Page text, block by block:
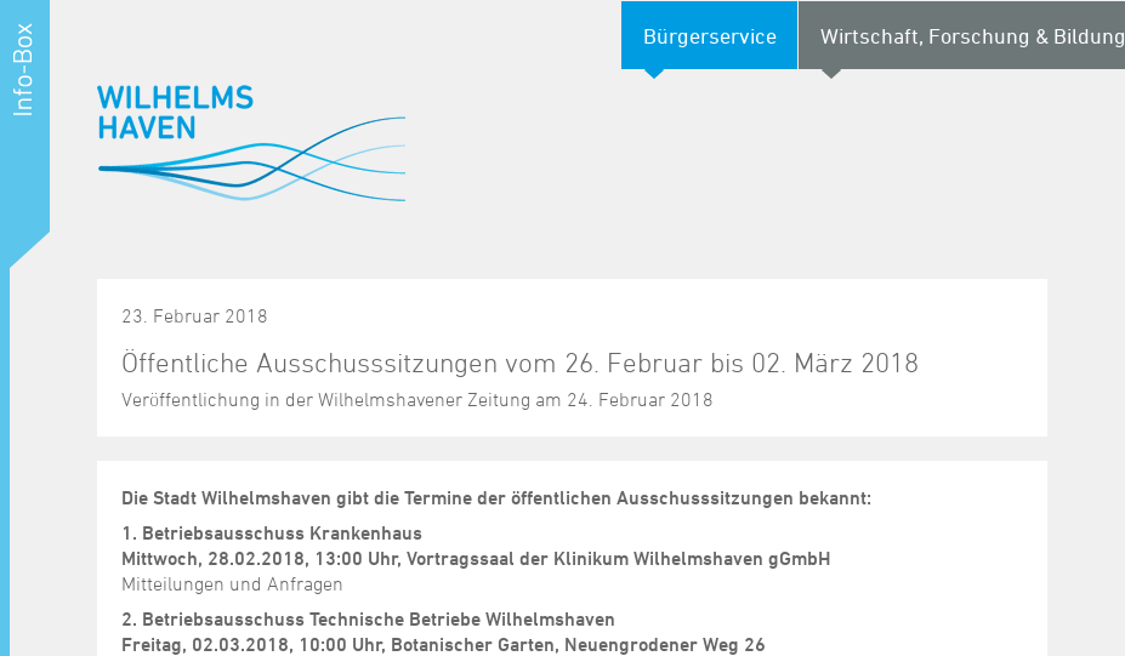
Bürgerservice Wirtschaft, Forschung & Bildung
23. Februar 2018
Öffentliche Ausschusssitzungen vom 26. Februar bis 02. März 2018
Veröffentlichung in der Wilhelmshavener Zeitung am 24. Februar 2018
Die Stadt Wilhelmshaven gibt die Termine der öffentlichen Ausschusssitzungen bekannt:
1. Betriebsausschuss Krankenhaus
Mittwoch, 28.02.2018, 13:00 Uhr, Vortragssaal der Klinikum Wilhelmshaven gGmbH
Mitteilungen und Anfragen
2. Betriebsausschuss Technische Betriebe Wilhelmshaven
Freitag, 02.03.2018, 10:00 Uhr, Botanischer Garten, Neuengrodener Weg 26